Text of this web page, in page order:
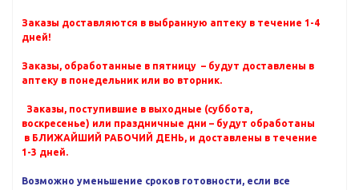
Заказы доставляются в выбранную аптеку в течение 1-4
дней!
Заказы, обработанные в пятницу – будут доставлены в
аптеку в понедельник или во вторник.
Заказы, поступившие в выходные (суббота,
воскресенье) или праздничные дни – будут обработаны
в БЛИЖАЙШИЙ РАБОЧИЙ ДЕНЬ, и доставлены в течение
1-3 дней.
Возможно уменьшение сроков готовности, если все